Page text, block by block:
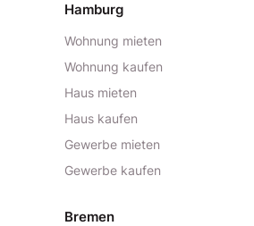
Hamburg
Wohnung mieten
Wohnung kaufen
Haus mieten
Haus kaufen
Gewerbe mieten
Gewerbe kaufen
Bremen